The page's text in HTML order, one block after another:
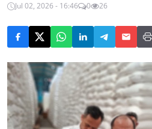
Jul 02, 2026 - 16:46
0 26